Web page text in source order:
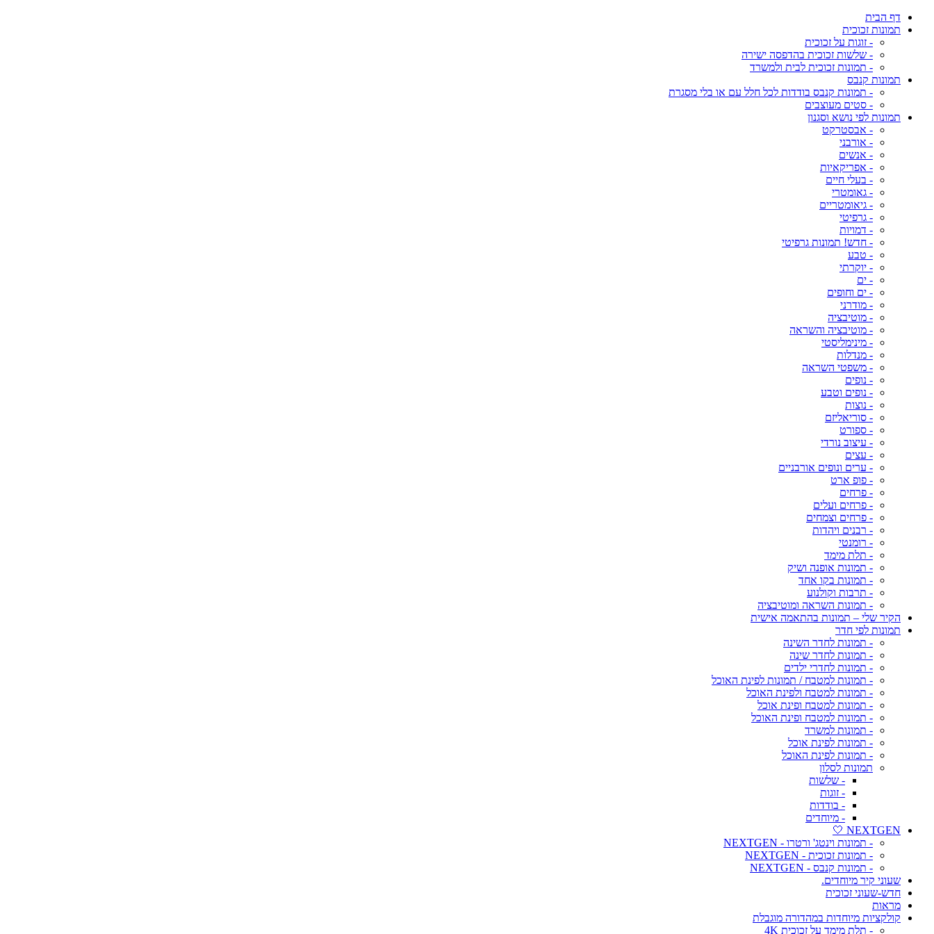
דף הבית
תמונות זכוכית
- זוגות על זכוכית
- שלשות זכוכית בהדפסה ישירה
- תמונות זכוכית לבית ולמשרד
תמונות קנבס
- תמונות קנבס בודדות לכל חלל עם או בלי מסגרת
- סטים מעוצבים
תמונות לפי נושא וסגנון
- אבסטרקט
- אורבני
- אנשים
- אפריקאיות
- בעלי חיים
- גאומטרי
- גיאומטריים
- גרפיטי
- דמויות
- חדש! תמונות גרפיטי
- טבע
- יוקרתי
- ים
- ים וחופים
- מודרני
- מוטיבציה
- מוטיבציה והשראה
- מינימליסטי
- מנדלות
- משפטי השראה
- נופים
- נופים וטבע
- נוצות
- סוריאליזם
- ספורט
- עיצוב נורדי
- עצים
- ערים ונופים אורבניים
- פופ ארט
- פרחים
- פרחים ועלים
- פרחים וצמחים
- רבנים ויהדות
- רומנטי
- תלת מימד
- תמונות אופנה ושיק
- תמונות בקו אחד
- תרבות וקולנוע
- תמונות השראה ומוטיבציה
הקיר שלי – תמונות בהתאמה אישית
תמונות לפי חדר
- תמונות לחדר השינה
- תמונות לחדר שינה
- תמונות לחדרי ילדים
- תמונות למטבח / תמונות לפינת האוכל
- תמונות למטבח ולפינת האוכל
- תמונות למטבח ופינת אוכל
- תמונות למטבח ופינת האוכל
- תמונות למשרד
- תמונות לפינת אוכל
- תמונות לפינת האוכל
תמונות לסלון
- שלשות
- זוגות
- בודדות
- מיוחדים
NEXTGEN 🤍
- תמונות וינטג' ורטרו - NEXTGEN
- תמונות זכוכית - NEXTGEN
- תמונות קנבס - NEXTGEN
שעוני קיר מיוחדים.
חדש-שעוני זכוכית
מראות
קולקציות מיוחדות במהדורה מוגבלת
- תלת מימד על זכוכית 4K